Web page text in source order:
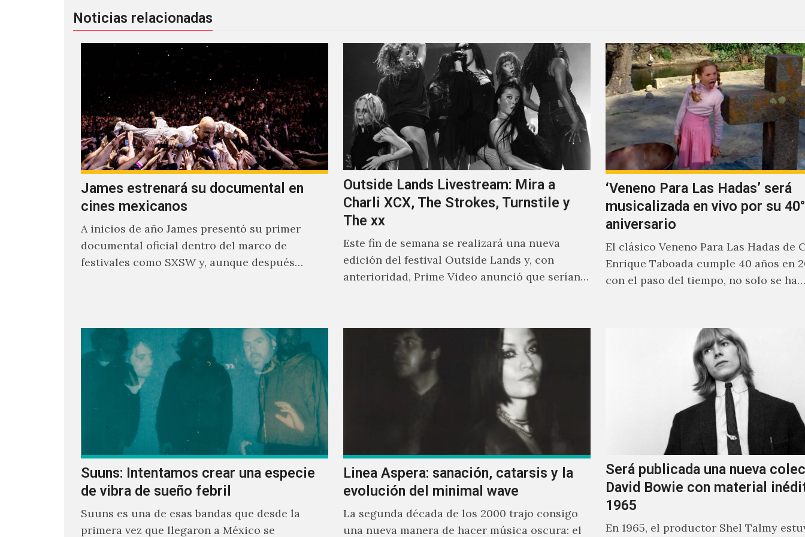
Noticias relacionadas
James estrenará su documental en
cines mexicanos
A inicios de año James presentó su primer
documental oficial dentro del marco de
festivales como SXSW y, aunque después
Outside Lands Livestream: Mira a
Charli XCX, The Strokes, Turnstile y
The xx
Este fin de semana se realizará una nueva
edición del festival Outside Lands y, con
anterioridad, Prime Video anunció que serían
‘Veneno Para Las Hadas’ será
musicalizada en vivo por su 40°
aniversario
El clásico Veneno Para Las Hadas de
Enrique Taboada cumple 40 años en
con el paso del tiempo, no solo se ha…
Suuns: Intentamos crear una especie
de vibra de sueño febril
Suuns es una de esas bandas que desde la
primera vez que llegaron a México se
Linea Aspera: sanación, catarsis y la
evolución del minimal wave
La segunda década de los 2000 trajo consigo
una nueva manera de hacer música oscura: el
Será publicada una nueva
David Bowie con material
1965
En 1965, el productor Shel Talmy